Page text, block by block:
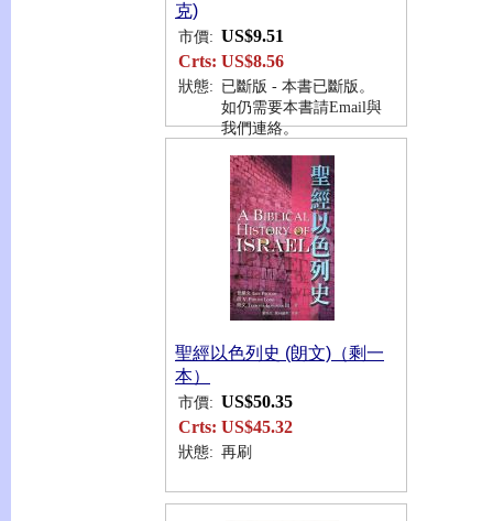
克)
市價: US$9.51
Crts: US$8.56
狀態: 已斷版 - 本書已斷版。
如仍需要本書請Email與
我們連絡。
聖經以色列史 (朗文)（剩一
本）
市價: US$50.35
Crts: US$45.32
狀態: 再刷